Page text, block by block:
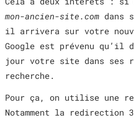
mon-ancien-site.com dans
il arrivera sur votre
Google est prévenu qu’il
jour votre site dans ses
recherche.
Pour ça, on utilise une
Notamment la redirection